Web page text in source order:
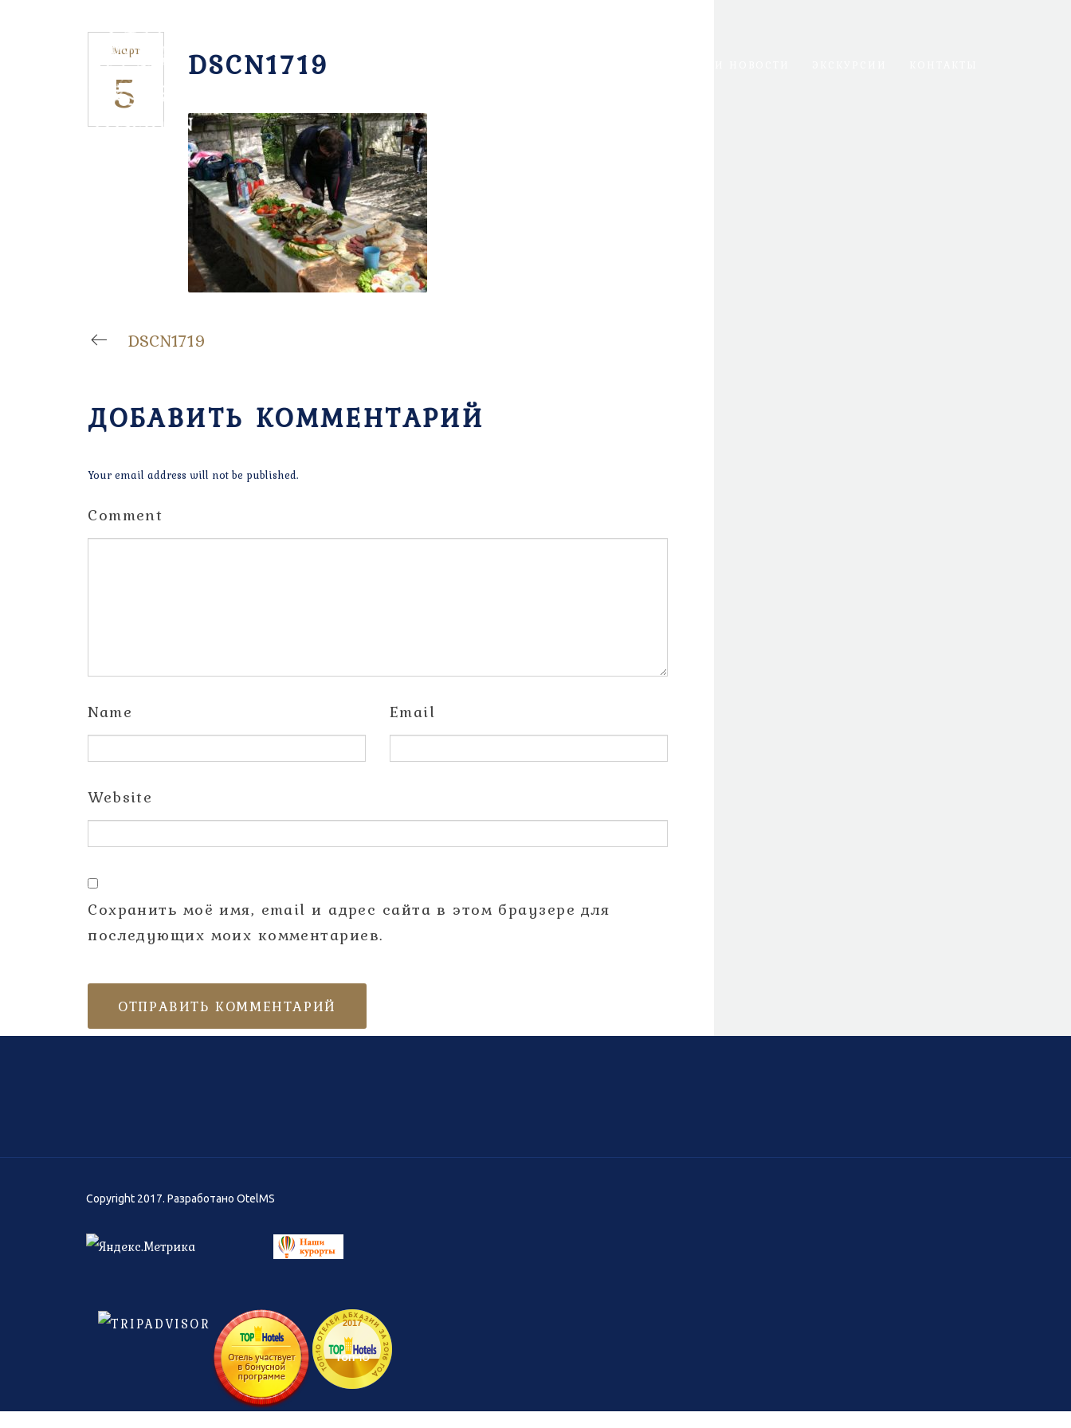
Март
5 DSCN1719
DSCN1719
ДОБАВИТЬ КОММЕНТАРИЙ
Your email address will not be published.
Comment
Name Email
Website
Сохранить моё имя, email и адрес сайта в этом браузере для
последующих моих комментариев.
Copyright 2017. Разработано OtelMS
2017
топ-10
ТОП-10 ОТЕЛЕЙ АБХАЗИИ ЗА 2016 ГОД